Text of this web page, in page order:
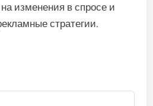
изменения в спросе и
стратегии.